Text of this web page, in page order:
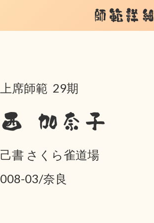
師範詳細
上席師範 29期
西 加奈子
己書 さくら雀道場
008-03/奈良